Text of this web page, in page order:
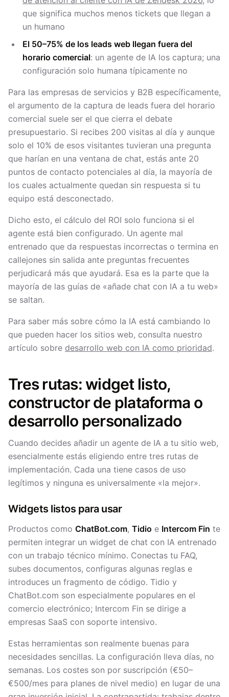
que significa muchos menos tickets que llegan a
un humano
El 50–75% de los leads web llegan fuera del
horario comercial: un agente de IA los captura; una
configuración solo humana típicamente no
Para las empresas de servicios y B2B específicamente,
el argumento de la captura de leads fuera del horario
comercial suele ser el que cierra el debate
presupuestario. Si recibes 200 visitas al día y aunque
solo el 10% de esos visitantes tuvieran una pregunta
que harían en una ventana de chat, estás ante 20
puntos de contacto potenciales al día, la mayoría de
los cuales actualmente quedan sin respuesta si tu
equipo está desconectado.
Dicho esto, el cálculo del ROI solo funciona si el
agente está bien configurado. Un agente mal
entrenado que da respuestas incorrectas o termina en
callejones sin salida ante preguntas frecuentes
perjudicará más que ayudará. Esa es la parte que la
mayoría de las guías de «añade chat con IA a tu web»
se saltan.
Para saber más sobre cómo la IA está cambiando lo
que pueden hacer los sitios web, consulta nuestro
artículo sobre desarrollo web con IA como prioridad.
Tres rutas: widget listo,
constructor de plataforma o
desarrollo personalizado
Cuando decides añadir un agente de IA a tu sitio web,
esencialmente estás eligiendo entre tres rutas de
implementación. Cada una tiene casos de uso
legítimos y ninguna es universalmente «la mejor».
Widgets listos para usar
Productos como ChatBot.com, Tidio e Intercom Fin te
permiten integrar un widget de chat con IA entrenado
con un trabajo técnico mínimo. Conectas tu FAQ,
subes documentos, configuras algunas reglas e
introduces un fragmento de código. Tidio y
ChatBot.com son especialmente populares en el
comercio electrónico; Intercom Fin se dirige a
empresas SaaS con soporte intensivo.
Estas herramientas son realmente buenas para
necesidades sencillas. La configuración lleva días, no
semanas. Los costes son por suscripción (€50–
€500/mes para planes de nivel medio) en lugar de una